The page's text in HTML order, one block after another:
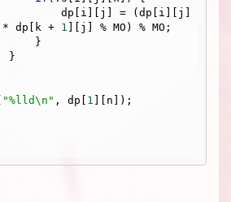
* dp[k + 1 ][j] % MO) % MO;
"%lld\n" , dp[ 1 ][n]);